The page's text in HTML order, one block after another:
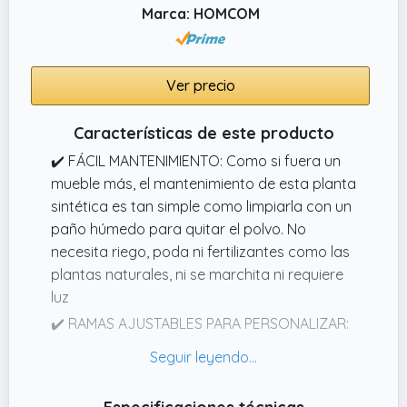
Marca: HOMCOM
Ver precio
Características de este producto
✔️ FÁCIL MANTENIMIENTO: Como si fuera un
mueble más, el mantenimiento de esta planta
sintética es tan simple como limpiarla con un
paño húmedo para quitar el polvo. No
necesita riego, poda ni fertilizantes como las
plantas naturales, ni se marchita ni requiere
luz
✔️ RAMAS AJUSTABLES PARA PERSONALIZAR:
permiten moldear la forma del árbol según